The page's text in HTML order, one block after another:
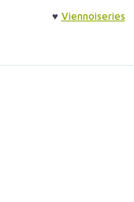
♥ Viennoiseries